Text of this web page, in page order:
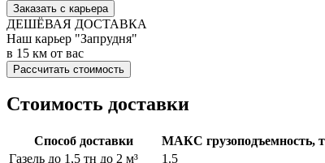
Заказать с карьера
ДЕШЁВАЯ ДОСТАВКА
Наш карьер "Запрудня"
в 15 км от вас
Рассчитать стоимость
Стоимость доставки
Способ доставки МАКС грузоподъемность,
Газель до 1,5 тн до 2 м³
1.5